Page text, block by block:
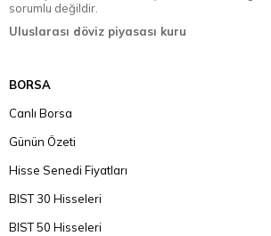
sorumlu değildir.
Uluslarası döviz piyasası kuru
BORSA
Canlı Borsa
Günün Özeti
Hisse Senedi Fiyatları
BIST 30 Hisseleri
BIST 50 Hisseleri